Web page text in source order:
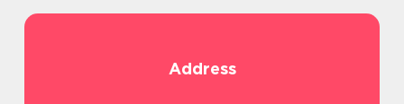
Address